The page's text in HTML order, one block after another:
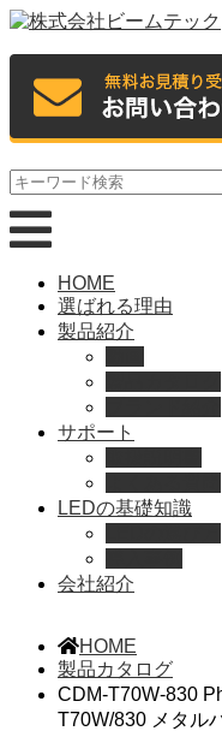
HOME
選ばれる理由
製品紹介
サポート
LEDの基礎知識
会社紹介
HOME
製品カタログ
CDM-T70W-830
T70W/830 メタル